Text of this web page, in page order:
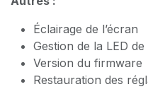
Éclairage de l’écran
Gestion de la LED
Version du firmware
Restauration des